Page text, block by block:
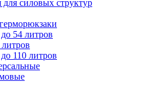
силовых структур
54 литров
110 литров